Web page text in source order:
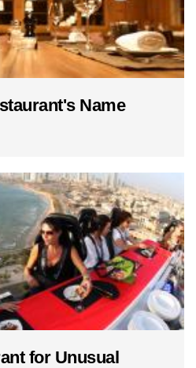
Name
for Unusual